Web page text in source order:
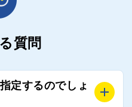
質問
定するのでしょ